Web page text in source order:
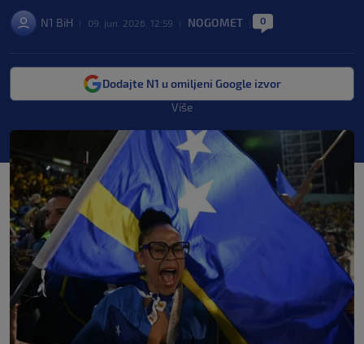
N1 BiH 09. jun. 2026. 12:59 NOGOMET 0
Dodajte N1 u omiljeni Google izvor
Više